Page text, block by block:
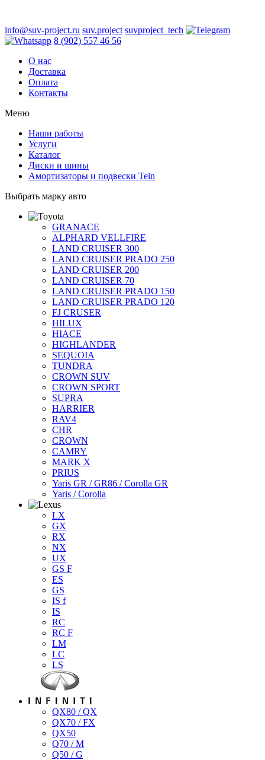
info@suv-project.ru suv.project suvproject_tech
8 (902) 557 46 56
О нас
Доставка
Оплата
Контакты
Меню
Наши работы
Услуги
Каталог
Диски и шины
Амортизаторы и подвески Tein
Выбрать марку авто
GRANACE
ALPHARD VELLFIRE
LAND CRUISER 300
LAND CRUISER PRADO 250
LAND CRUISER 200
LAND CRUISER 70
LAND CRUISER PRADO 150
LAND CRUISER PRADO 120
FJ CRUSER
HILUX
HIACE
HIGHLANDER
SEQUOIA
TUNDRA
CROWN SUV
CROWN SPORT
SUPRA
HARRIER
RAV4
CHR
CROWN
CAMRY
MARK X
PRIUS
Yaris GR / GR86 / Corolla GR
Yaris / Corolla
LX
GX
RX
NX
UX
GS F
ES
GS
IS f
IS
RC
RC F
LM
LC
LS
QX80 / QX
QX70 / FX
QX50
Q70 / M
Q50 / G